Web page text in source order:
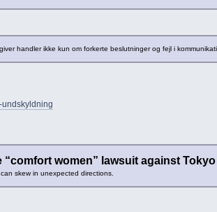
handler ikke kun om forkerte beslutninger og fejl i
undskyldning
women” lawsuit against Tokyo
skew in unexpected directions.